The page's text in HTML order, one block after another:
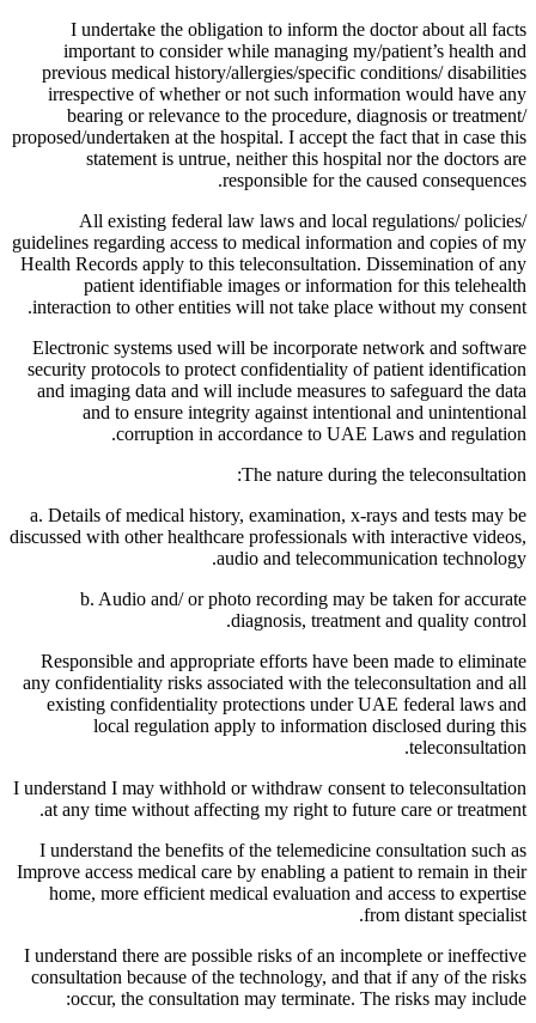
I undertake the obligation to inform the doctor about all facts
important to consider while managing my/patient’s health and
previous medical history/allergies/specific conditions/ disabilities
irrespective of whether or not such information would have any
bearing or relevance to the procedure, diagnosis or treatment/
proposed/undertaken at the hospital. I accept the fact that in case this
statement is untrue, neither this hospital nor the doctors are
responsible for the caused consequences.
All existing federal law laws and local regulations/ policies/
guidelines regarding access to medical information and copies of my
Health Records apply to this teleconsultation. Dissemination of any
patient identifiable images or information for this telehealth
interaction to other entities will not take place without my consent.
Electronic systems used will be incorporate network and software
security protocols to protect confidentiality of patient identification
and imaging data and will include measures to safeguard the data
and to ensure integrity against intentional and unintentional
corruption in accordance to UAE Laws and regulation.
The nature during the teleconsultation:
a. Details of medical history, examination, x-rays and tests may be
discussed with other healthcare professionals with interactive videos,
audio and telecommunication technology.
b. Audio and/ or photo recording may be taken for accurate
diagnosis, treatment and quality control.
Responsible and appropriate efforts have been made to eliminate
any confidentiality risks associated with the teleconsultation and all
existing confidentiality protections under UAE federal laws and
local regulation apply to information disclosed during this
teleconsultation.
I understand I may withhold or withdraw consent to teleconsultation
at any time without affecting my right to future care or treatment.
I understand the benefits of the telemedicine consultation such as
Improve access medical care by enabling a patient to remain in their
home, more efficient medical evaluation and access to expertise
from distant specialist.
I understand there are possible risks of an incomplete or ineffective
consultation because of the technology, and that if any of the risks
occur, the consultation may terminate. The risks may include: